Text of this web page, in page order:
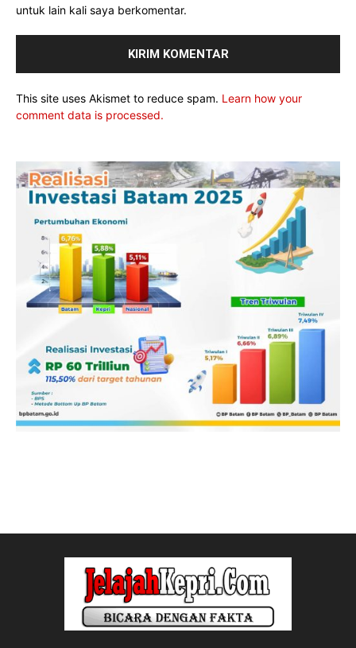
untuk lain kali saya berkomentar.
This site uses Akismet to reduce spam. Learn how your
comment data is processed.